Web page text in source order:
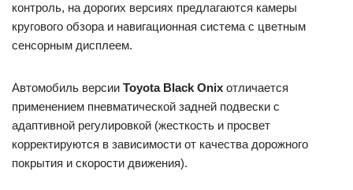
контроль, на дорогих версиях предлагаются камеры
кругового обзора и навигационная система с цветным
сенсорным дисплеем.
Автомобиль версии Toyota Black Onix отличается
применением пневматической задней подвески с
адаптивной регулировкой (жесткость и просвет
корректируются в зависимости от качества дорожного
покрытия и скорости движения).